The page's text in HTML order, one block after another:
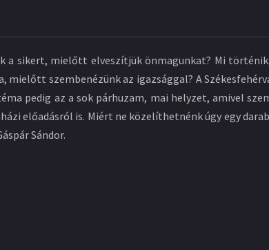
a sikert, mielőtt elveszítjük önmagunkat? Mi
mielőtt szembenézünk az igazsággal? A
pedig az a sok párhuzam, mai helyzet, amivel
előadásról is. Miért ne közelíthetnénk úgy egy
Sándor.